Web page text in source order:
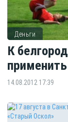
Деньги
К
14.08.2012 17:39